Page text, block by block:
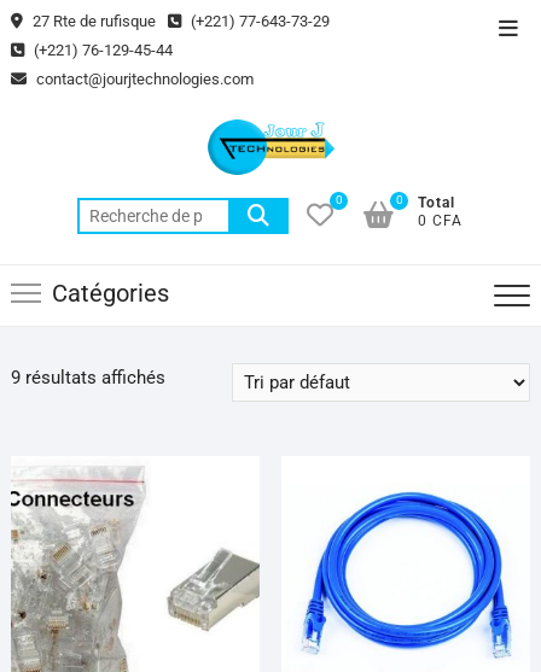
Skip
to
content
27 Rte de rufisque
(+221) 77-643-73-29
(+221) 76-129-45-44
contact@jourjtechnologies.com
Recherche
pour :
0
Total
0 CFA
0
Catégories
9 résultats affichés